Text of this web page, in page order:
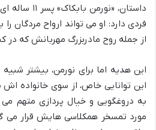
داستان،
فردی دارد: او می تواند ارواح مردگان
از جمله روح مادربزرگ مهربانش که در
این هدیه اما برای نورمن، بیشتر
این توانایی خاص، از سوی خانواده
به دروغگویی و خیال پردازی متهم می
مورد تمسخر همکلاسی هایش قرار می